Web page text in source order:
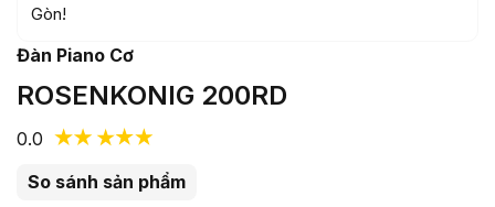
Gòn!
Đàn Piano Cơ
ROSENKONIG 200RD
0.0
So sánh sản phẩm